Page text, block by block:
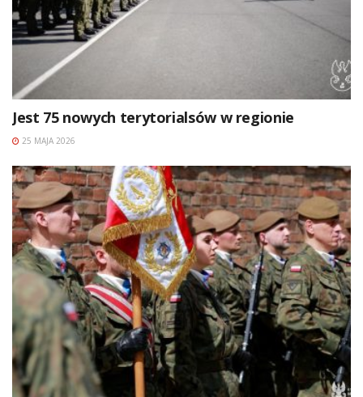
Jest 75 nowych terytorialsów w regionie
25 MAJA 2026